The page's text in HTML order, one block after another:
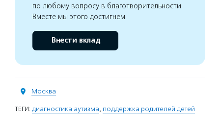
по любому вопросу в благотворительности.
Вместе мы этого достигнем
Внести вклад
Москва
ТЕГИ: диагностика аутизма, поддержка родителей детей